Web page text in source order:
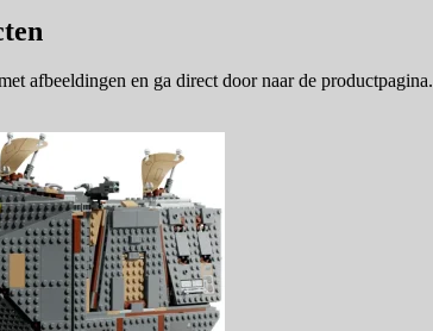
afbeeldingen en ga direct door naar de productpagina.